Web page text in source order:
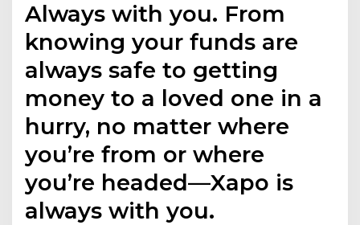
Always with you. From
knowing your funds are
always safe to getting
money to a loved one in a
hurry, no matter where
you’re from or where
you’re headed—Xapo is
always with you.